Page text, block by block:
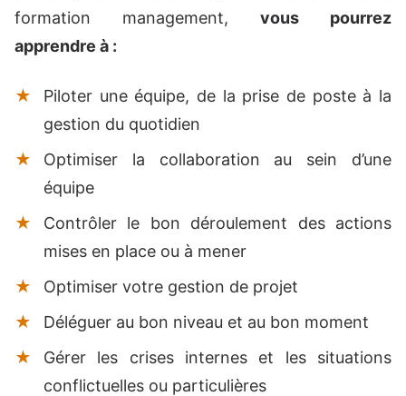
formation management, vous pourrez
apprendre à :
Piloter une équipe, de la prise de poste à la
gestion du quotidien
Optimiser la collaboration au sein d’une
équipe
Contrôler le bon déroulement des actions
mises en place ou à mener
Optimiser votre gestion de projet
Déléguer au bon niveau et au bon moment
Gérer les crises internes et les situations
conflictuelles ou particulières